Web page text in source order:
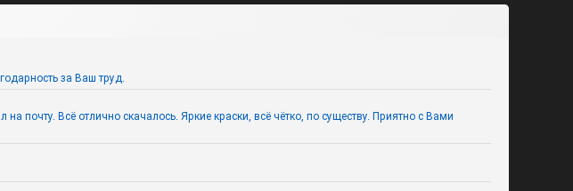
знаний 2026 к Году единства
за Ваш труд.
почту. Всё отлично скачалось. Яркие краски, всё чётко, по существу. Приятно с Вами